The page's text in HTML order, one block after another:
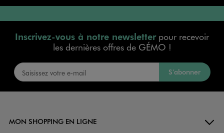
Inscrivez-vous à notre newsletterpour recevoir
les dernières offres de GÉMO !
S’abonner
MON SHOPPING EN LIGNE